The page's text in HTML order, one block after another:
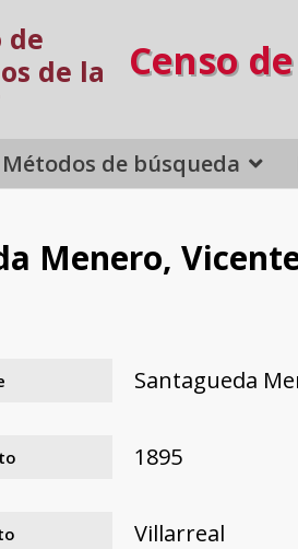
Censo
Métodos de búsqueda
Menero,
Santagueda
1895
Villarreal